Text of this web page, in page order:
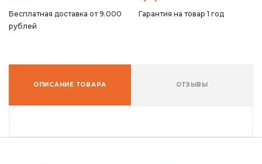
Бесплатная доставка от 9.000
рублей
Гарантия на товар 1 год
ОПИСАНИЕ ТОВАРА ОТЗЫВЫ